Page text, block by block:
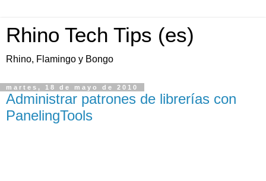
Rhino Tech Tips (es)
Rhino, Flamingo y Bongo
martes, 18 de mayo de 2010
Administrar patrones de librerías con
PanelingTools